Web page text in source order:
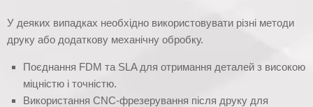
У деяких випадках необхідно використовувати різні методи
друку або додаткову механічну обробку.
Поєднання FDM та SLA для отримання деталей з високою
міцністю і точністю.
Використання CNC-фрезерування після друку для